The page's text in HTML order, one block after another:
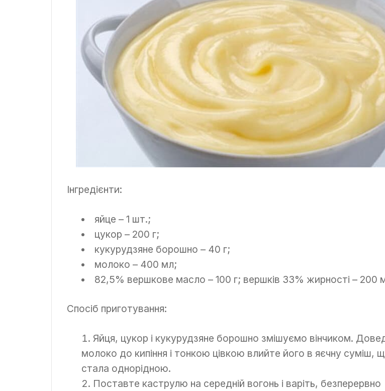
Інгредієнти:
яйце – 1 шт.;
цукор – 200 г;
кукурудзяне борошно – 40 г;
молоко – 400 мл;
82,5% вершкове масло – 100 г; вершків 33% жирності – 200
Спосіб приготування:
Яйця, цукор і кукурудзяне борошно змішуємо вінчиком.
молоко до кипіння і тонкою цівкою влийте його в яєчну суміш,
стала однорідною.
Поставте каструлю на середній вогонь і варіть, безперервно